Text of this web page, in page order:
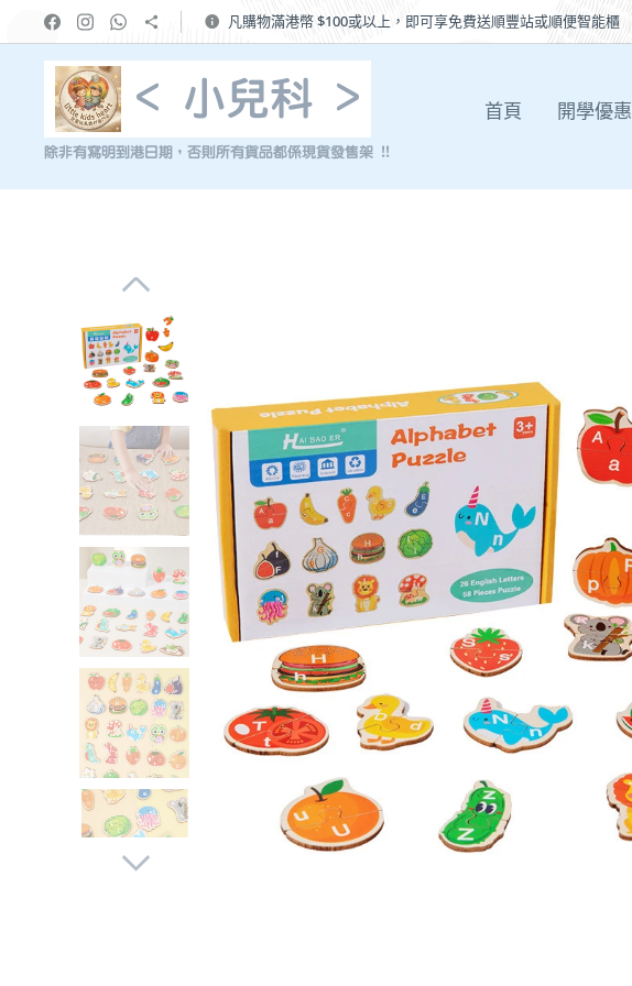
凡購物滿港幣 $100或以上，即可享免費送順豐站或順便智能櫃
< 小兒科 >
除非有寫明到港日期，否則所有貨品都係現貨發售架 !!
首頁 開學優惠